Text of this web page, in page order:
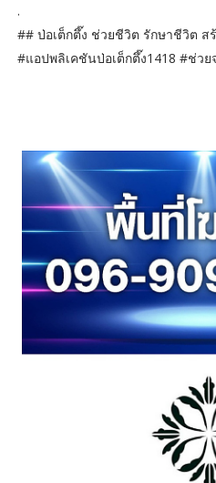
.
## ป่อเต็กตึ๊ง ช่วยชีวิต รักษาชีวิต ส
#แอปพลิเคชันป่อเต็กตึ๊ง1418 #ช่ว